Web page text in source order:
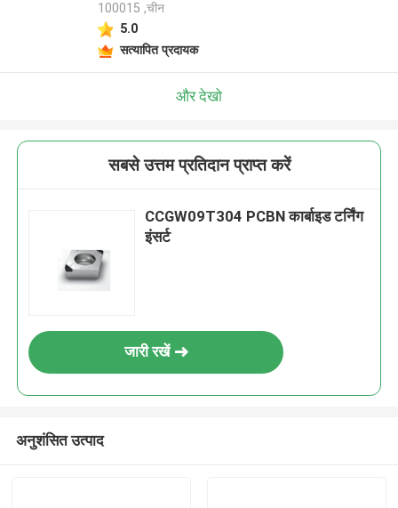
100015 ,चीन
5.0
सत्यापित प्रदायक
और देखो
सबसे उत्तम प्रतिदान प्राप्त करें
CCGW09T304 PCBN कार्बाइड टर्निंग
इंसर्ट
जारी रखें
अनुशंसित उत्पाद